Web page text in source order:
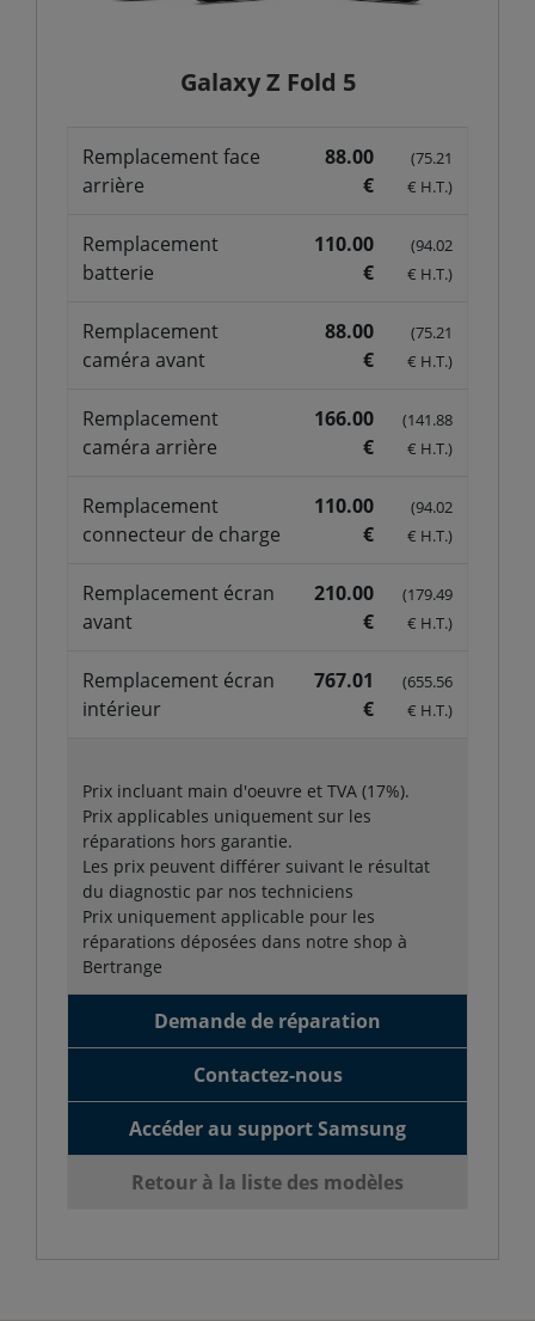
Galaxy Z Fold 5
Remplacement face
arrière
88.00
€
(75.21
€ H.T.)
Remplacement
batterie
110.00
€
(94.02
€ H.T.)
Remplacement
caméra avant
88.00
€
(75.21
€ H.T.)
Remplacement
caméra arrière
166.00
€
(141.88
€ H.T.)
Remplacement
connecteur de charge
110.00
€
(94.02
€ H.T.)
Remplacement écran
avant
210.00
€
(179.49
€ H.T.)
Remplacement écran
intérieur
767.01
€
(655.56
€ H.T.)
Prix incluant main d'oeuvre et TVA (17%).
Prix applicables uniquement sur les
réparations hors garantie.
Les prix peuvent différer suivant le résultat
du diagnostic par nos techniciens
Prix uniquement applicable pour les
réparations déposées dans notre shop à
Bertrange
Demande de réparation
Contactez-nous
Accéder au support Samsung
Retour à la liste des modèles